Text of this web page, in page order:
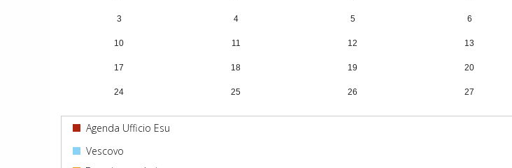
g
3 4 5 6
10 11 12 13
17 18 19 20
24 25 26 27
31 1 2 3
Agenda Ufficio Esu
Vescovo